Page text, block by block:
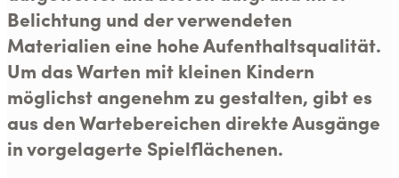
Belichtung und der verwendeten
Materialien eine hohe Aufenthaltsqualität.
Um das Warten mit kleinen Kindern
möglichst angenehm zu gestalten, gibt es
aus den Wartebereichen direkte Ausgänge
in vorgelagerte Spielflächenen.